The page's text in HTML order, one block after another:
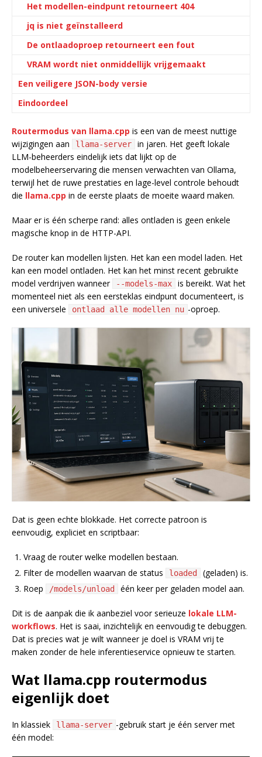
Het modellen-eindpunt retourneert 404
jq is niet geïnstalleerd
De ontlaadoproep retourneert een fout
VRAM wordt niet onmiddellijk vrijgemaakt
Een veiligere JSON-body versie
Eindoordeel
Routermodus van llama.cpp is een van de meest nuttige
wijzigingen aan
llama-server
in jaren. Het geeft lokale
LLM-beheerders eindelijk iets dat lijkt op de
modelbeheerservaring die mensen verwachten van Ollama,
terwijl het de ruwe prestaties en lage-level controle behoudt
die llama.cpp in de eerste plaats de moeite waard maken.
Maar er is één scherpe rand: alles ontladen is geen enkele
magische knop in de HTTP-API.
De router kan modellen lijsten. Het kan een model laden. Het
kan een model ontladen. Het kan het minst recent gebruikte
model verdrijven wanneer
--models-max
is bereikt. Wat het
momenteel niet als een eersteklas eindpunt documenteert, is
een universele
ontlaad alle modellen nu -oproep.
Dat is geen echte blokkade. Het correcte patroon is
eenvoudig, expliciet en scriptbaar:
Vraag de router welke modellen bestaan.
Filter de modellen waarvan de status
loaded
(geladen) is.
Roep
/models/unload één keer per geladen model aan.
Dit is de aanpak die ik aanbeziel voor serieuze lokale LLM-
workflows. Het is saai, inzichtelijk en eenvoudig te debuggen.
Dat is precies wat je wilt wanneer je doel is VRAM vrij te
maken zonder de hele inferentieservice opnieuw te starten.
Wat llama.cpp routermodus
eigenlijk doet
In klassiek llama-server -gebruik start je één server met
één model: